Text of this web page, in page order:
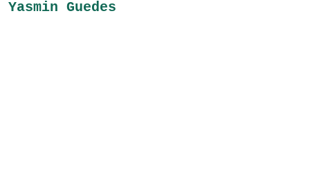
Yasmin Guedes